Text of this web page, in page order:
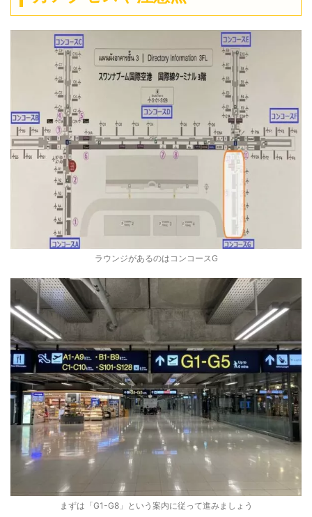
ラウンジがあるのはコンコースG
まずは「G1-G8」という案内に従って進みましょう